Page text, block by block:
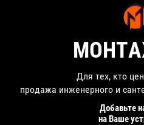
Для тех, кто
продажа инженерного и
Добавьте
на Ваше